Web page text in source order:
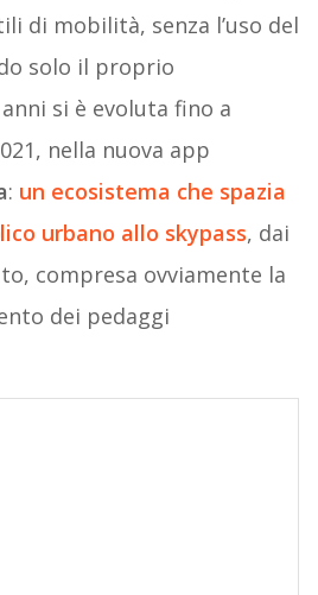
di mobilità, senza l’uso del
solo il proprio
si è evoluta fino a
nella nuova app
: un ecosistema che spazia
urbano allo skypass, dai
compresa ovviamente la
dei pedaggi